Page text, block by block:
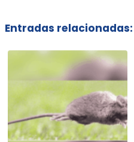
Entradas relacionadas: